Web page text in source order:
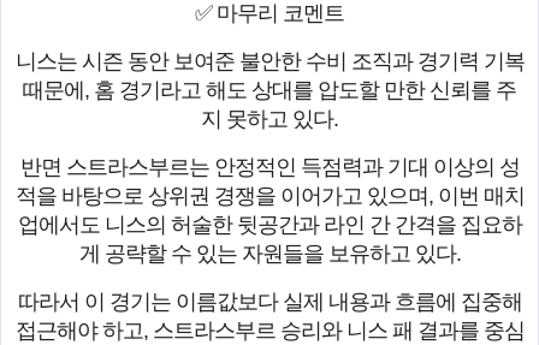
✅ 마무리 코멘트
니스는 시즌 동안 보여준 불안한 수비 조직과 경기력 기복
때문에, 홈 경기라고 해도 상대를 압도할 만한 신뢰를 주
지 못하고 있다.
반면 스트라스부르는 안정적인 득점력과 기대 이상의 성
적을 바탕으로 상위권 경쟁을 이어가고 있으며, 이번 매치
업에서도 니스의 허술한 뒷공간과 라인 간 간격을 집요하
게 공략할 수 있는 자원들을 보유하고 있다.
따라서 이 경기는 이름값보다 실제 내용과 흐름에 집중해
접근해야 하고, 스트라스부르 승리와 니스 패 결과를 중심